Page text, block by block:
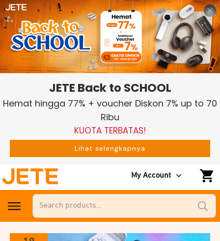
My Account
Search
JETE Back to SCHOOL
Hemat hingga 77% + voucher Diskon 7% up to 70
Ribu
KUOTA TERBATAS!
Lihat selengkapnya